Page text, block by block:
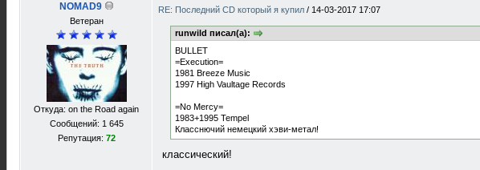
NOMAD9
Ветеран
Откуда: on the Road again
Сообщений: 1 645
Репутация: 72
RE: Последний CD который я купил / 14-03-2017 17:07
runwild писал(а):
BULLET
=Execution=
1981 Breeze Music
1997 High Vaultage Records
=No Mercy=
1983+1995 Tempel
Класснючий немецкий хэви-метал!
классический!